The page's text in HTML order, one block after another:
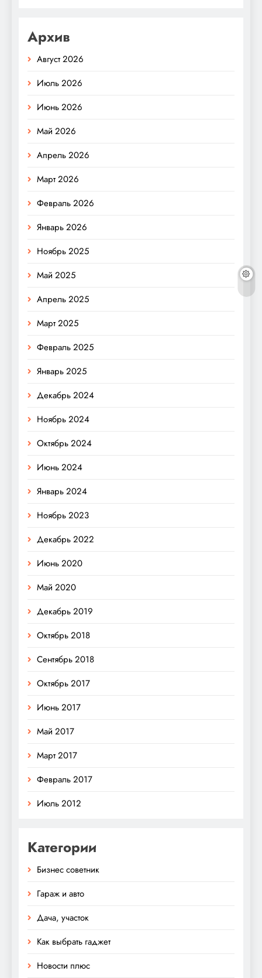
Архив
Август 2026
Июль 2026
Июнь 2026
Май 2026
Апрель 2026
Март 2026
Февраль 2026
Январь 2026
Ноябрь 2025
Май 2025
Апрель 2025
Март 2025
Февраль 2025
Январь 2025
Декабрь 2024
Ноябрь 2024
Октябрь 2024
Июнь 2024
Январь 2024
Ноябрь 2023
Декабрь 2022
Июнь 2020
Май 2020
Декабрь 2019
Октябрь 2018
Сентябрь 2018
Октябрь 2017
Июнь 2017
Май 2017
Март 2017
Февраль 2017
Июль 2012
Категории
Бизнес советник
Гараж и авто
Дача, участок
Как выбрать гаджет
Новости плюс